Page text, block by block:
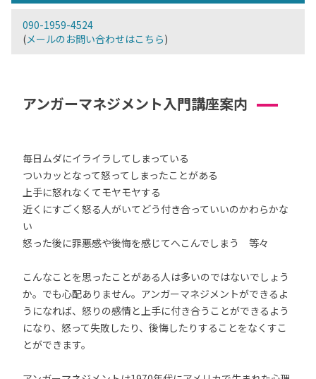
090-1959-4524
(メールのお問い合わせはこちら)
アンガーマネジメント入門講座案内
毎日ムダにイライラしてしまっている
ついカッとなって怒ってしまったことがある
上手に怒れなくてモヤモヤする
近くにすごく怒る人がいてどう付き合っていいのかわらかな
い
怒った後に罪悪感や後悔を感じてへこんでしまう 等々
こんなことを思ったことがある人は多いのではないでしょう
か。でも心配ありません。アンガーマネジメントができるよ
うになれば、怒りの感情と上手に付き合うことができるよう
になり、怒って失敗したり、後悔したりすることをなくすこ
とができます。